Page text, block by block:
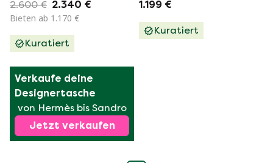
Jahrhundert.
2.600 € 2.340 €
Bieten ab 1.170 €
Kuratiert
1.199 €
Kuratiert
Verkaufe deine
Designertasche
von Hermès bis Sandro
Jetzt verkaufen